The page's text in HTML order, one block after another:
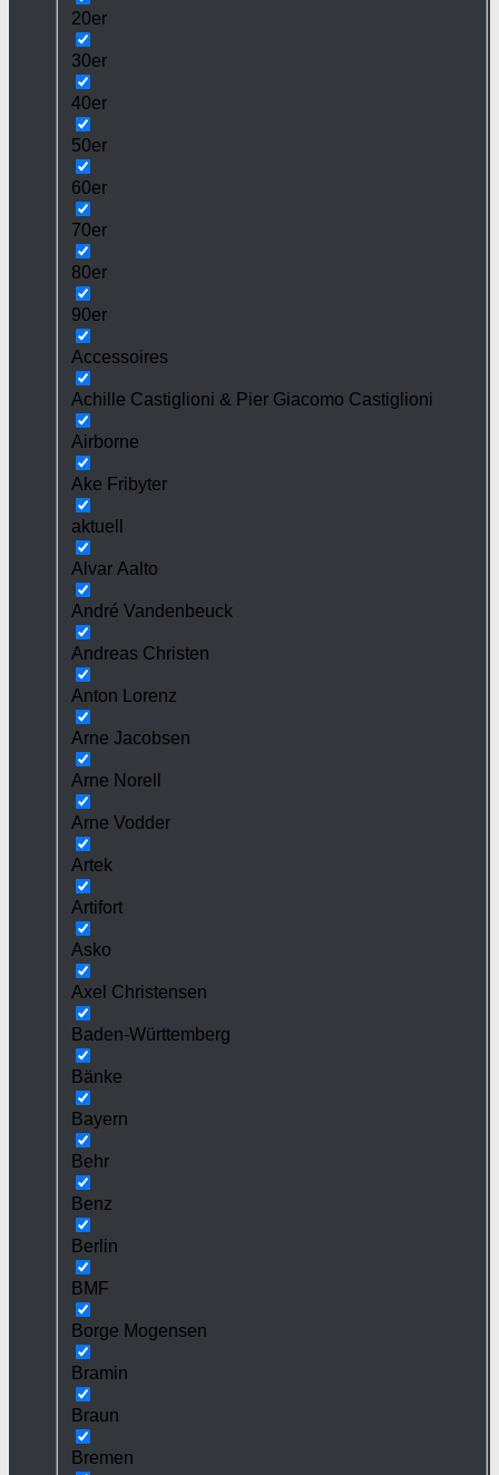
20er
30er
40er
50er
60er
70er
80er
90er
Accessoires
Achille Castiglioni & Pier Giacomo Castiglioni
Airborne
Ake Fribyter
aktuell
Alvar Aalto
André Vandenbeuck
Andreas Christen
Anton Lorenz
Arne Jacobsen
Arne Norell
Arne Vodder
Artek
Artifort
Asko
Axel Christensen
Baden-Württemberg
Bänke
Bayern
Behr
Benz
Berlin
BMF
Borge Mogensen
Bramin
Braun
Bremen